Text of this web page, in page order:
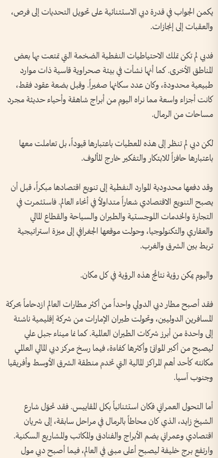
يكمن الجواب في قدرة دبي الاستثنائية على تحويل التحديات إلى فرص،
والعقبات إلى إنجازات.
فدبي لم تكن تملك الاحتياطيات النفطية الضخمة التي تمتعت بها بعض
المناطق الأخرى. كما أنها نشأت في بيئة صحراوية قاسية ذات موارد
طبيعية محدودة، وكان عدد سكانها صغيراً. وقبل بضعة عقود فقط،
كانت أجزاء واسعة مما نراه اليوم من أبراج شاهقة وأحياء حديثة مجرد
مساحات من الرمال.
لكن دبي لم تنظر إلى هذه المعطيات باعتبارها قيوداً، بل تعاملت معها
باعتبارها حافزاً للابتكار والتفكير خارج المألوف.
وقد دفعها محدودية الموارد النفطية إلى تنويع اقتصادها مبكراً، قبل أن
يصبح التنويع الاقتصادي شعاراً متداولاً في أنحاء العالم. فاستثمرت في
التجارة والخدمات اللوجستية والطيران والسياحة والقطاع المالي
والعقاري والتكنولوجيا، وحولت موقعها الجغرافي إلى ميزة استراتيجية
تربط بين الشرق والغرب.
واليوم يمكن رؤية نتائج هذه الرؤية في كل مكان.
فقد أصبح مطار دبي الدولي واحداً من أكثر مطارات العالم ازدحاماً بحركة
المسافرين الدوليين، وتحولت طيران الإمارات من شركة إقليمية ناشئة
إلى واحدة من أبرز شركات الطيران العالمية. كما نما ميناء جبل علي
ليصبح من أكبر الموانئ وأكثرها كفاءة، فيما رسخ مركز دبي المالي العالمي
مكانته كأحد أهم المراكز المالية التي تخدم منطقة الشرق الأوسط وأفريقيا
وجنوب آسيا.
أما التحول العمراني فكان استثنائياً بكل المقاييس. فقد تحوّل شارع
الشيخ زايد، الذي كان محاطاً بالرمال في مراحل سابقة، إلى شريان
اقتصادي وعمراني يضم الأبراج والفنادق والمكاتب والمشاريع السكنية.
وارتفع برج خليفة ليصبح أعلى مبنى في العالم، فيما أصبح دبي مول